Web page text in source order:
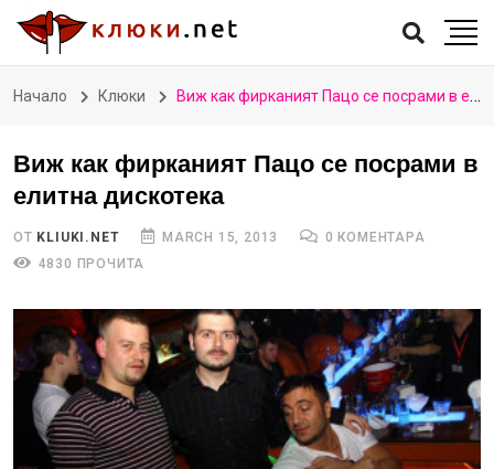
Начало Клюки Виж как фирканият Пацо се посрами в елитна дискотека
Виж как фирканият Пацо се посрами в
елитна дискотека
ОТ KLIUKI.NET MARCH 15, 2013
0 КОМЕНТАРА
4830 ПРОЧИТА